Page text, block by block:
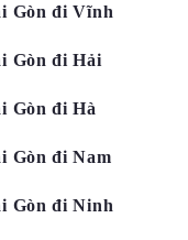
Gòn đi Vĩnh
Gòn đi Hải
Gòn đi Hà
Gòn đi Nam
Gòn đi Ninh